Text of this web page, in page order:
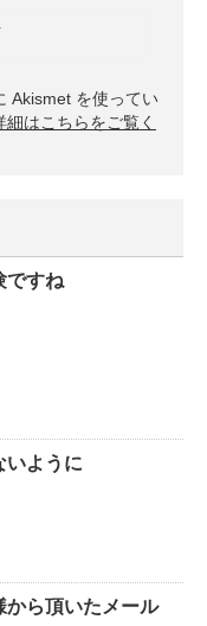
Akismet を使ってい
はこちらをご覧く
ですね
いように
から頂いたメール